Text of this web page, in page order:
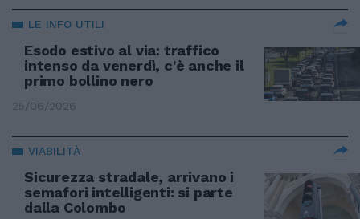
LE INFO UTILI
Esodo estivo al via: traffico
intenso da venerdì, c'è anche il
primo bollino nero
25/06/2026
VIABILITÀ
Sicurezza stradale, arrivano i
semafori intelligenti: si parte
dalla Colombo